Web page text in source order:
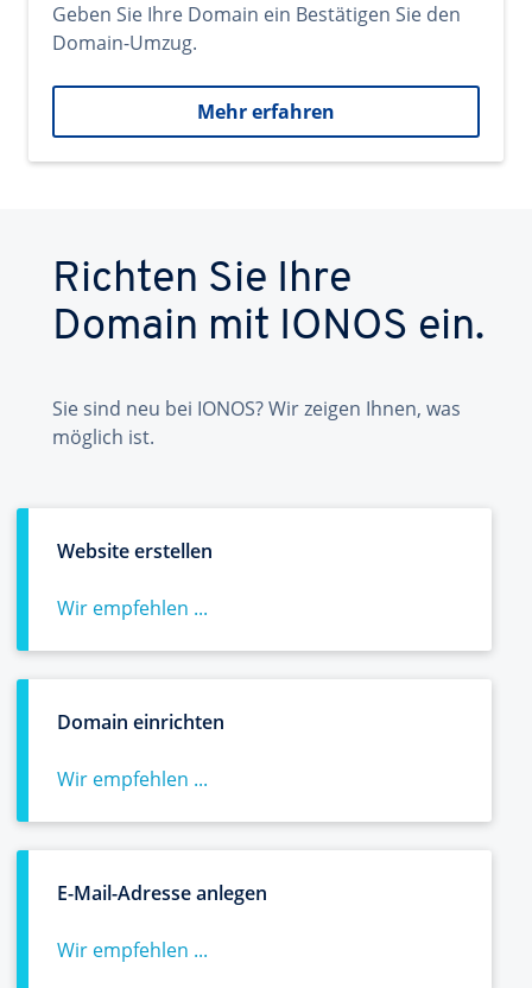
Geben Sie Ihre Domain ein Bestätigen Sie den
Domain-Umzug.
Mehr erfahren
Richten Sie Ihre
Domain mit IONOS ein.
Sie sind neu bei IONOS? Wir zeigen Ihnen, was
möglich ist.
Website erstellen
Wir empfehlen ...
Domain einrichten
Wir empfehlen ...
E-Mail-Adresse anlegen
Wir empfehlen ...